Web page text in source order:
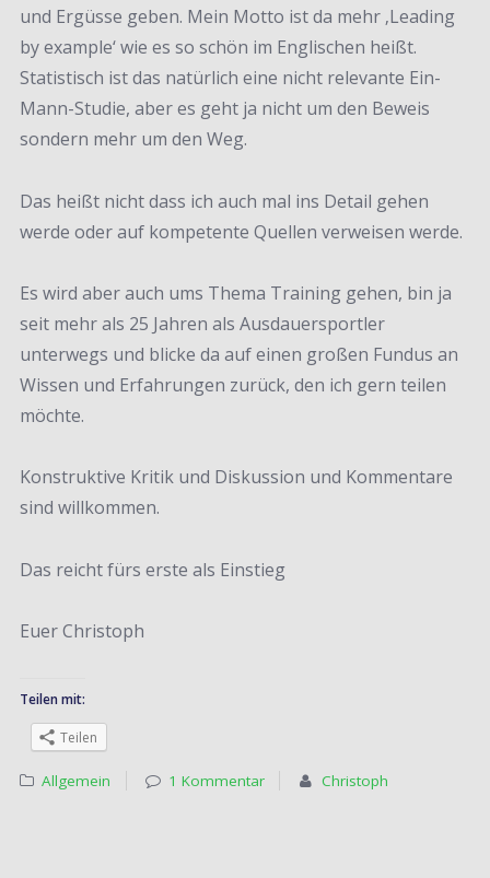
und Ergüsse geben. Mein Motto ist da mehr ‚Leading
by example‘ wie es so schön im Englischen heißt.
Statistisch ist das natürlich eine nicht relevante Ein-
Mann-Studie, aber es geht ja nicht um den Beweis
sondern mehr um den Weg.
Das heißt nicht dass ich auch mal ins Detail gehen
werde oder auf kompetente Quellen verweisen werde.
Es wird aber auch ums Thema Training gehen, bin ja
seit mehr als 25 Jahren als Ausdauersportler
unterwegs und blicke da auf einen großen Fundus an
Wissen und Erfahrungen zurück, den ich gern teilen
möchte.
Konstruktive Kritik und Diskussion und Kommentare
sind willkommen.
Das reicht fürs erste als Einstieg
Euer Christoph
Teilen mit:
Teilen
Allgemein 1 Kommentar Christoph